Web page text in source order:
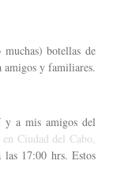
botellas de
amigos y familiares.
a mis amigos del
Ciudad del Cabo,
17:00 hrs. Estos